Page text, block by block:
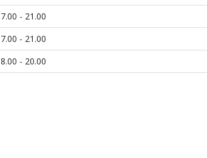
7.00 - 21.00
7.00 - 21.00
8.00 - 20.00